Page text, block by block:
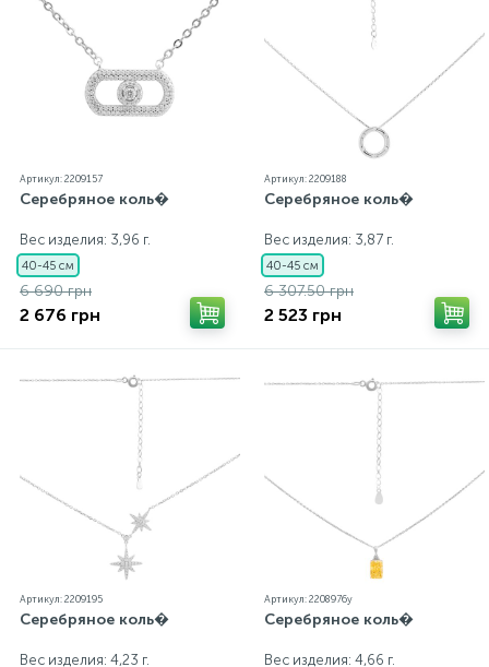
Артикул: 2209157
Серебряное коль�
Вес изделия: 3,96 г.
40-45 см
6 690 грн
2 676 грн
Артикул: 2209188
Серебряное коль�
Вес изделия: 3,87 г.
40-45 см
6 307.50 грн
2 523 грн
Артикул: 2209195
Серебряное коль�
Вес изделия: 4,23 г.
Артикул: 2208976y
Серебряное коль�
Вес изделия: 4,66 г.